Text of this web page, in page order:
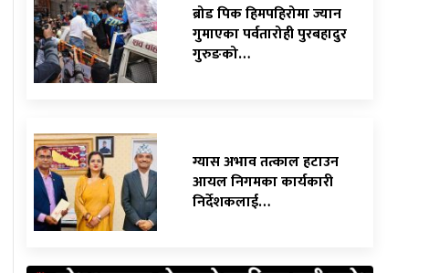
ब्रोड पिक हिमपहिरोमा ज्यान
गुमाएका पर्वतारोही पुरबहादुर
गुरुङको…
ग्यास अभाव तत्काल हटाउन
आयल निगमका कार्यकारी
निर्देशकलाई…